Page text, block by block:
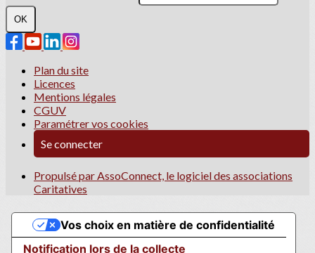
OK
Plan du site
Licences
Mentions légales
CGUV
Paramétrer vos cookies
Se connecter
Propulsé par AssoConnect, le logiciel des associations
Caritatives
Notification lors de la collecte
Vos choix en matière de confidentialité